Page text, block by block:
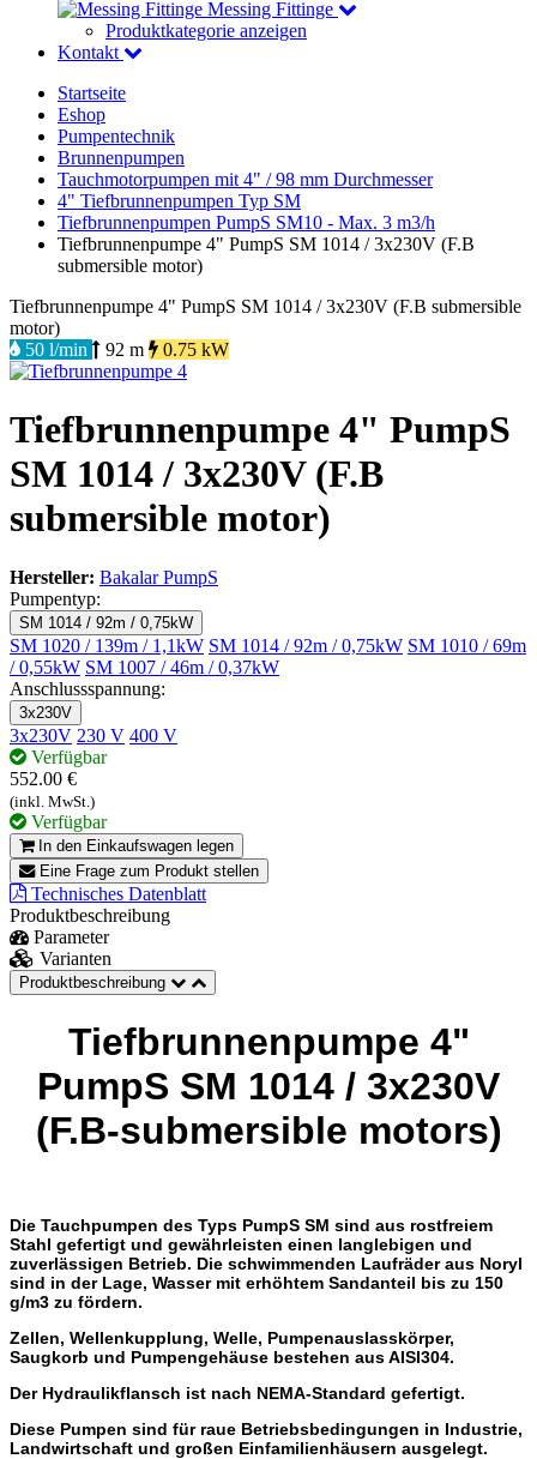
Messing Fittinge
Produktkategorie anzeigen
Kontakt
Startseite
Eshop
Pumpentechnik
Brunnenpumpen
Tauchmotorpumpen mit 4" / 98 mm Durchmesser
4" Tiefbrunnenpumpen Typ SM
Tiefbrunnenpumpen PumpS SM10 - Max. 3 m3/h
Tiefbrunnenpumpe 4" PumpS SM 1014 / 3x230V (F.B
submersible motor)
Tiefbrunnenpumpe 4" PumpS SM 1014 / 3x230V (F.B submersible
motor)
50 l/min
92 m 0.75 kW
Tiefbrunnenpumpe 4" PumpS
SM 1014 / 3x230V (F.B
submersible motor)
Hersteller: Bakalar PumpS
Pumpentyp:
SM 1014 / 92m / 0,75kW
SM 1020 / 139m / 1,1kW SM 1014 / 92m / 0,75kW SM 1010 / 69m
/ 0,55kW SM 1007 / 46m / 0,37kW
Anschlussspannung:
3x230V
3x230V 230 V 400 V
Verfügbar
552.00 €
(inkl. MwSt.)
Verfügbar
In den Einkaufswagen legen
Eine Frage zum Produkt stellen
Technisches Datenblatt
Produktbeschreibung
Parameter
Varianten
Produktbeschreibung
Tiefbrunnenpumpe 4"
PumpS SM 1014 / 3x230V
(F.B-submersible motors)
Die Tauchpumpen des Typs PumpS SM sind aus rostfreiem
Stahl gefertigt und gewährleisten einen langlebigen und
zuverlässigen Betrieb. Die schwimmenden Laufräder aus Noryl
sind in der Lage, Wasser mit erhöhtem Sandanteil bis zu 150
g/m3 zu fördern.
Zellen, Wellenkupplung, Welle, Pumpenauslasskörper,
Saugkorb und Pumpengehäuse bestehen aus AISI304.
Der Hydraulikflansch ist nach NEMA-Standard gefertigt.
Diese Pumpen sind für raue Betriebsbedingungen in Industrie,
Landwirtschaft und großen Einfamilienhäusern ausgelegt.